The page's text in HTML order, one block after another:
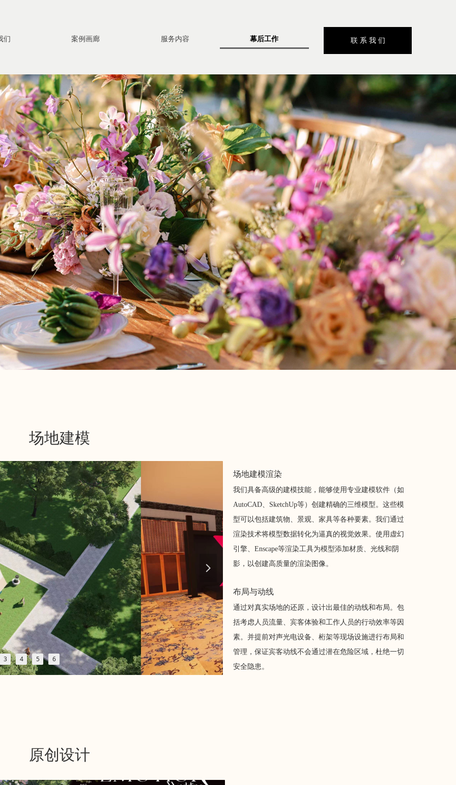
们 案例画廊 服务内容 幕后工作 联 系 我 们
场地建模渲染
我们具备高级的建模技能，能够使用专业建模软件（如
AutoCAD、SketchUp等）创建精确的三维模型。这些模
型可以包括建筑物、景观、家具等各种要素。我们通过
渲染技术将模型数据转化为逼真的视觉效果。使用虚幻
引擎、Enscape等渲染工具为模型添加材质、光线和阴
影，以创建高质量的渲染图像。
布局与动线
通过对真实场地的还原，设计出最佳的动线和布局。包
括考虑人员流量、宾客体验和工作人员的行动效率等因
素。并提前对声光电设备、桁架等现场设施进行布局和
管理，保证宾客动线不会通过潜在危险区域，杜绝一切
安全隐患。
3 4 5 6
넲
场地建模
原创设计